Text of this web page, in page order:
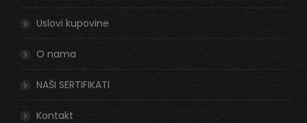
Uslovi kupovine
O nama
NAŠI SERTIFIKATI
Kontakt